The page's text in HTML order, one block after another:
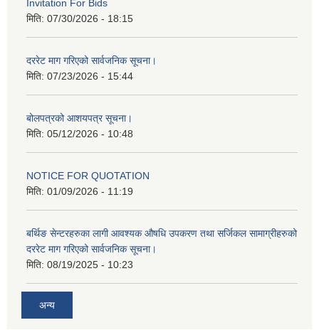
Invitation For Bids
मिति: 07/30/2026 - 18:15
दररेट माग गरिएको सार्वजनिक सूचना।
मिति: 07/23/2026 - 15:44
बोलपत्रको आशयपत्र सूचना।
मिति: 05/12/2026 - 10:48
NOTICE FOR QUOTATION
मिति: 01/09/2026 - 11:19
बर्थिङ सेन्टरहरुका लागी आवश्यक औषधि उपकरण तथा सर्जिकल सामाग्रीहरुको
दररेट माग गरिएको सार्वजनिक सूचना।
मिति: 08/19/2025 - 10:23
अन्य